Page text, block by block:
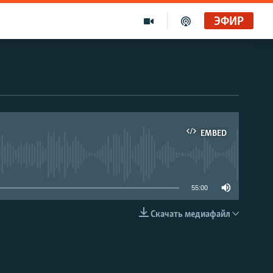
ЭФИР
EMBED
EMBED
55:00
Скачать медиафайл